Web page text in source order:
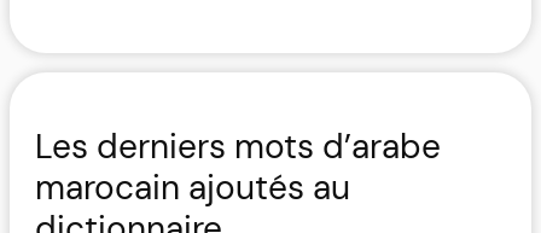
Les derniers mots d’arabe
marocain ajoutés au